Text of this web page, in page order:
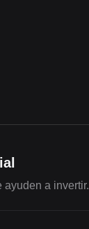
ayuden a invertir.